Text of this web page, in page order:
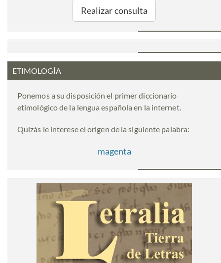
Realizar consulta
ETIMOLOGÍA
Ponemos a su disposición el primer diccionario
etimológico de la lengua española en la internet.
Quizás le interese el origen de la siguiente palabra:
magenta